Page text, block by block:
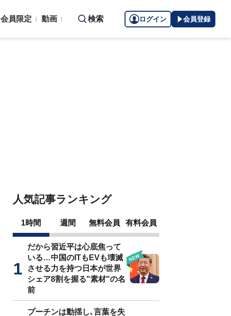
会員限定 動画 検索 ログイン 会員登録
人気記事ランキング
1時間 週間 無料会員 有料会員
だから習近平は心底焦って
いる…中国のITもEVも壊滅
させる力を持つ日本が世界
シェア8割を握る"素材"の名
前
プーチンは動揺し､言葉を失